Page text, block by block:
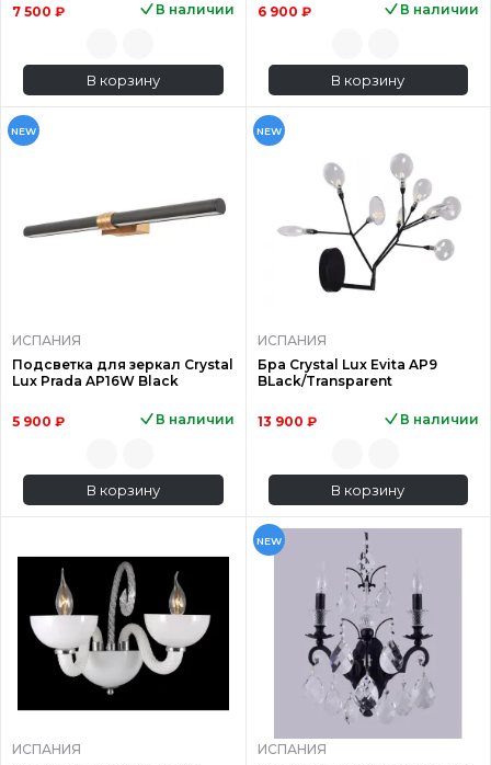
7 500 ₽ В наличии
В корзину
6 900 ₽ В наличии
В корзину
NEW
ИСПАНИЯ
Подсветка для зеркал Crystal
Lux Prada AP16W Black
5 900 ₽ В наличии
В корзину
NEW
ИСПАНИЯ
Бра Crystal Lux Evita AP9
BLack/Transparent
13 900 ₽ В наличии
В корзину
ИСПАНИЯ
NEW
ИСПАНИЯ